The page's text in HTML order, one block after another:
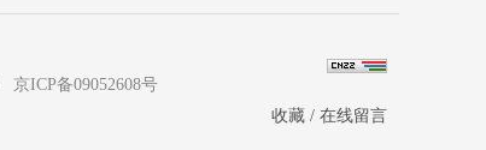
京ICP备09052608号
收藏 / 在线留言